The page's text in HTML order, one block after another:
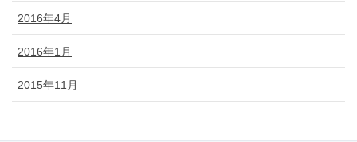
2016年4月
2016年1月
2015年11月